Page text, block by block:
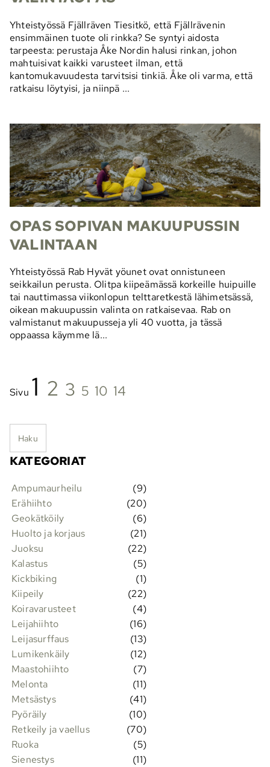
Yhteistyössä Fjällräven Tiesitkö, että Fjällrävenin
ensimmäinen tuote oli rinkka? Se syntyi aidosta
tarpeesta: perustaja Åke Nordin halusi rinkan, johon
mahtuisivat kaikki varusteet ilman, että
kantomukavuudesta tarvitsisi tinkiä. Åke oli varma, että
ratkaisu löytyisi, ja niinpä ...
OPAS SOPIVAN MAKUUPUSSIN
VALINTAAN
Yhteistyössä Rab Hyvät yöunet ovat onnistuneen
seikkailun perusta. Olitpa kiipeämässä korkeille huipuille
tai nauttimassa viikonlopun telttaretkestä lähimetsässä,
oikean makuupussin valinta on ratkaisevaa. Rab on
valmistanut makuupusseja yli 40 vuotta, ja tässä
oppaassa käymme lä...
Sivu 1 2 3 5 10 14
Haku
KATEGORIAT
Ampumaurheilu
(9)
Erähiihto
(20)
Geokätköily
(6)
Huolto ja korjaus
(21)
Juoksu
(22)
Kalastus
(5)
Kickbiking
(1)
Kiipeily
(22)
Koiravarusteet
(4)
Leijahiihto
(16)
Leijasurffaus
(13)
Lumikenkäily
(12)
Maastohiihto
(7)
Melonta
(11)
Metsästys
(41)
Pyöräily
(10)
Retkeily ja vaellus
(70)
Ruoka
(5)
Sienestys
(11)